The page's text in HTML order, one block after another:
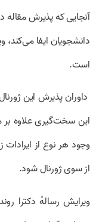
آنجایی که پذیرش مقاله
دانشجویان ایفا
است.
داوران پذیرش این
این سخت‌گیری علاوه بر
وجود هر نوع از
از سوی ژورنال شود.
ویرایش رسالهٔ دکترا